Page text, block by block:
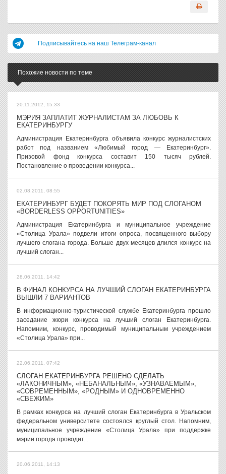
Подписывайтесь на наш Телеграм-канал
Похожие новости по теме
20.11.2012, 15:33
МЭРИЯ ЗАПЛАТИТ ЖУРНАЛИСТАМ ЗА ЛЮБОВЬ К
ЕКАТЕРИНБУРГУ
Администрация Екатеринбурга объявила конкурс журналистских
работ под названием «Любимый город — Екатеринбург».
Призовой фонд конкурса составит 150 тысяч рублей.
Постановление о проведении конкурса...
02.08.2011, 08:55
ЕКАТЕРИНБУРГ БУДЕТ ПОКОРЯТЬ МИР ПОД СЛОГАНОМ
«BORDERLESS OPPORTUNITIES»
Администрация Екатеринбурга и муниципальное учреждение
«Столица Урала» подвели итоги опроса, посвященного выбору
лучшего слогана города. Больше двух месяцев длился конкурс на
лучший слоган...
28.06.2011, 14:42
В ФИНАЛ КОНКУРСА НА ЛУЧШИЙ СЛОГАН ЕКАТЕРИНБУРГА
ВЫШЛИ 7 ВАРИАНТОВ
В информационно-туристической службе Екатеринбурга прошло
заседание жюри конкурса на лучший слоган Екатеринбурга.
Напомним, конкурс, проводимый муниципальным учреждением
«Столица Урала» при...
22.06.2011, 07:42
СЛОГАН ЕКАТЕРИНБУРГА РЕШЕНО СДЕЛАТЬ
«ЛАКОНИЧНЫМ», «НЕБАНАЛЬНЫМ», «УЗНАВАЕМЫМ»,
«СОВРЕМЕННЫМ», «РОДНЫМ» И ОДНОВРЕМЕННО
«СВЕЖИМ»
В рамках конкурса на лучший слоган Екатеринбурга в Уральском
федеральном университете состоялся круглый стол. Напомним,
муниципальное учреждение «Столица Урала» при поддержке
мэрии города проводит...
20.06.2011, 14:13